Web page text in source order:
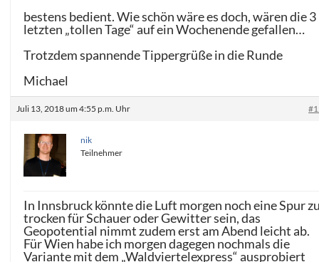
bestens bedient. Wie schön wäre es doch, wären die 3
letzten „tollen Tage“ auf ein Wochenende gefallen…
Trotzdem spannende Tippergrüße in die Runde
Michael
Juli 13, 2018 um 4:55 p.m. Uhr
nik
Teilnehmer
In Innsbruck könnte die Luft morgen noch eine Spur
trocken für Schauer oder Gewitter sein, das
Geopotential nimmt zudem erst am Abend leicht ab.
Für Wien habe ich morgen dagegen nochmals die
Variante mit dem „Waldviertelexpress“ ausprobiert